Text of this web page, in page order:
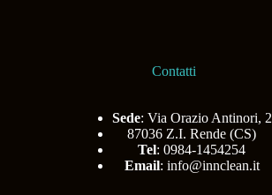
Contatti
Sede: Via Orazio Antinori, 2
87036 Z.I. Rende (CS)
Tel: 0984-1454254
Email: info@innclean.it